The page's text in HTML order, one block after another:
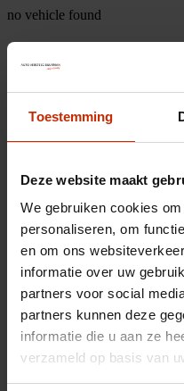
Toestemming
Deze website maakt
We gebruiken cookies
personaliseren, om
en om ons
informatie over uw
partners voor social
partners kunnen deze
informatie die u aan ze
verzameld op basis van
no vehicle found